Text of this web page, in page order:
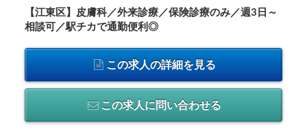
【江東区】皮膚科／外来診療／保険診療のみ／週3日～
相談可／駅チカで通勤便利◎
この求人の詳細を見る
この求人に問い合わせる